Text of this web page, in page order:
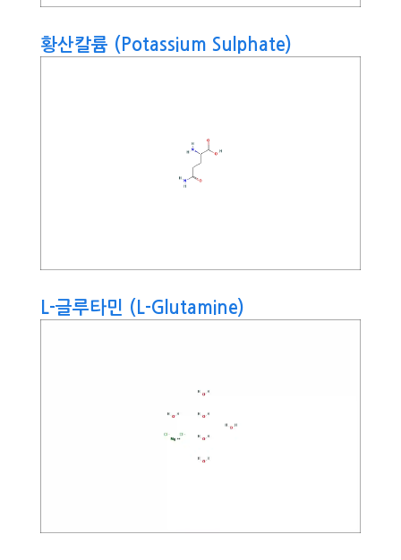
황산칼륨 (Potassium Sulphate)
L-글루타민 (L-Glutamine)